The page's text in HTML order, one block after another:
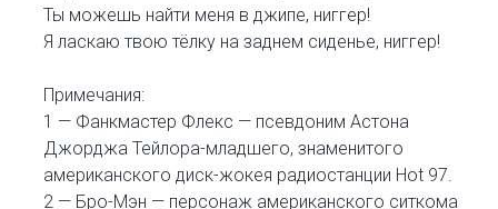
Ты можешь найти меня в джипе, ниггер!
Я ласкаю твою тёлку на заднем сиденье, ниггер!
Примечания:
1 — Фанкмастер Флекс — псевдоним Астона
Джорджа Тейлора-младшего, знаменитого
американского диск-жокея радиостанции Hot 97.
2 — Бро-Мэн — персонаж американского ситкома